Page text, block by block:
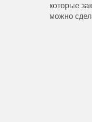
которые
можно